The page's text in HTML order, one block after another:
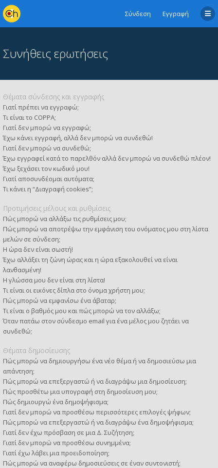
Σύνδεση Εγγραφή
Συνήθεις ερωτήσεις
Θέματα σύνδεσης και εγγραφής
Γιατί πρέπει να εγγραφώ;
Τι είναι το COPPA;
Γιατί δεν μπορώ να εγγραφώ;
Έχω κάνει εγγραφή, αλλά δεν μπορώ να συνδεθώ!
Γιατί δεν μπορώ να συνδεθώ;
Έχω εγγραφεί κατά το παρελθόν αλλά δεν μπορώ να συνδεθώ πλέον!
Έχω ξεχάσει τον κωδικό μου!
Γιατί αποσυνδέομαι αυτόματα;
Τι κάνει η “Διαγραφή cookies”;
Προτιμήσεις μέλους και ρυθμίσεις
Πώς μπορώ να αλλάξω τις ρυθμίσεις μου;
Πώς μπορώ να αποτρέψω την εμφάνιση του ονόματος μου στη λίστα
μελών σε σύνδεση;
Η ώρα δεν είναι σωστή!
Έχω αλλάξει τη ζώνη ώρας και η ώρα εξακολουθεί να είναι
λανθασμένη!
Η γλώσσα μου δεν είναι στη λίστα!
Τι είναι οι εικόνες δίπλα στο όνομα χρήστη μου;
Πώς μπορώ να εμφανίσω ένα άβαταρ;
Τι είναι ο βαθμός μου και πώς μπορώ να τον αλλάξω;
Όταν πατάω στον σύνδεσμο email για ένα μέλος μου ζητάει να
συνδεθώ;
Θέματα δημοσίευσης
Πώς μπορώ να δημιουργήσω ένα νέο θέμα ή να δημοσιεύσω μια
απάντηση;
Πώς μπορώ να επεξεργαστώ ή να διαγράψω μια δημοσίευση;
Πώς προσθέτω μια υπογραφή στη δημοσίευση μου;
Πώς δημιουργώ ένα δημοψήφισμα;
Γιατί δεν μπορώ να προσθέσω περισσότερες επιλογές ψήφων;
Πώς μπορώ να επεξεργαστώ ή να διαγράψω ένα δημοψήφισμα;
Γιατί δεν έχω πρόσβαση σε μια Δ. Συζήτηση;
Γιατί δεν μπορώ να προσθέσω συνημμένα;
Γιατί έχω λάβει μια προειδοποίηση;
Πώς μπορώ να αναφέρω δημοσιεύσεις σε έναν συντονιστή;